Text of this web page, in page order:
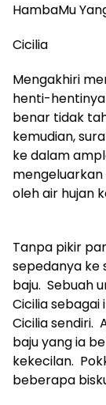
HambaMu
Cicilia
Mengakhiri
henti-
benar tidak
kemudian,
ke dalam
oleh air hujan
Tanpa pikir
sepedanya ke
baju. Sebuah
Cicilia sebagai
Cicilia sendiri.
baju yang ia
kekecilan.
beberapa